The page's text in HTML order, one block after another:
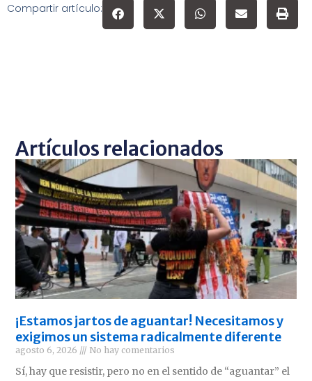
Compartir artículo:
Artículos relacionados
¡Estamos jartos de aguantar! Necesitamos y
exigimos un sistema radicalmente diferente
agosto 6, 2026 No hay comentarios
Sí, hay que resistir, pero no en el sentido de “aguantar” el